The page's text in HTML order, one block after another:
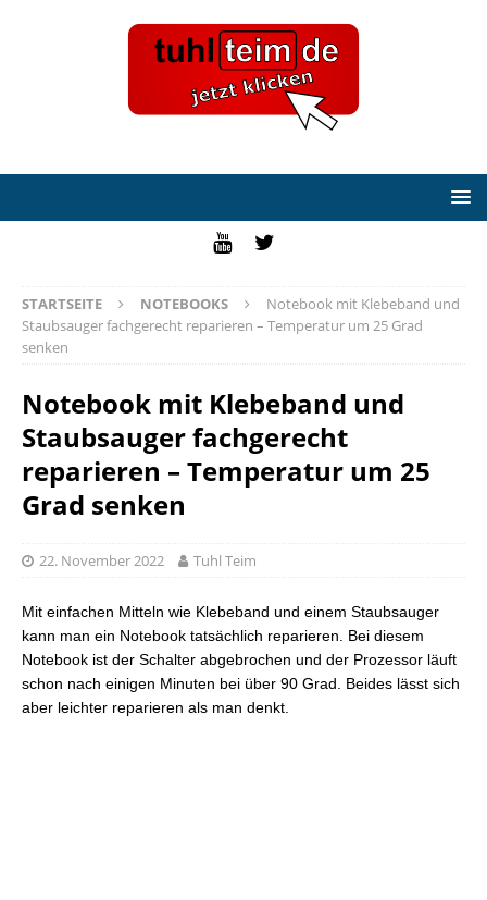
STARTSEITE NOTEBOOKS
Notebook mit Klebeband und
Staubsauger fachgerecht reparieren – Temperatur um 25 Grad
senken
Notebook mit Klebeband und
Staubsauger fachgerecht
reparieren – Temperatur um 25
Grad senken
22. November 2022 Tuhl Teim
Mit einfachen Mitteln wie Klebeband und einem Staubsauger
kann man ein Notebook tatsächlich reparieren. Bei diesem
Notebook ist der Schalter abgebrochen und der Prozessor läuft
schon nach einigen Minuten bei über 90 Grad. Beides lässt sich
aber leichter reparieren als man denkt.